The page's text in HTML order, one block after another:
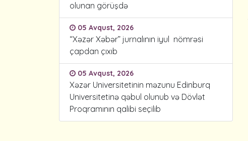
olunan görüşdə
05 Avqust, 2026
“Xəzər Xəbər” jurnalının iyul nömrəsi
çapdan çıxıb
05 Avqust, 2026
Xəzər Universitetinin məzunu Edinburq
Universitetinə qəbul olunub və Dövlət
Proqramının qalibi seçilib